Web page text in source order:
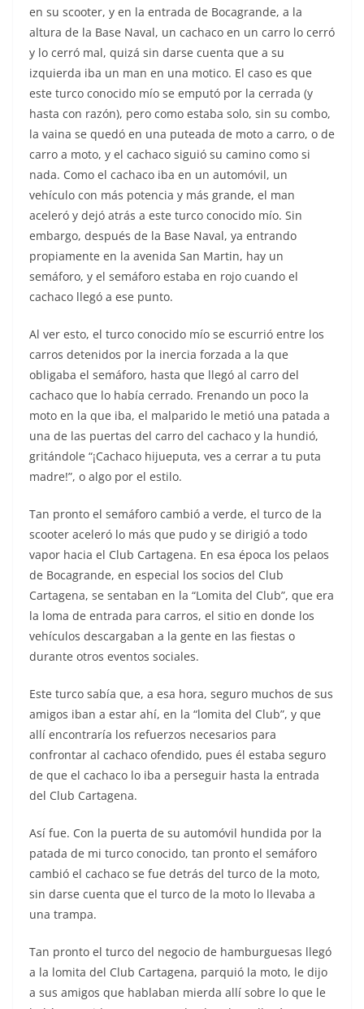
en su scooter, y en la entrada de Bocagrande, a la
altura de la Base Naval, un cachaco en un carro lo cerró
y lo cerró mal, quizá sin darse cuenta que a su
izquierda iba un man en una motico. El caso es que
este turco conocido mío se emputó por la cerrada (y
hasta con razón), pero como estaba solo, sin su combo,
la vaina se quedó en una puteada de moto a carro, o de
carro a moto, y el cachaco siguió su camino como si
nada. Como el cachaco iba en un automóvil, un
vehículo con más potencia y más grande, el man
aceleró y dejó atrás a este turco conocido mío. Sin
embargo, después de la Base Naval, ya entrando
propiamente en la avenida San Martin, hay un
semáforo, y el semáforo estaba en rojo cuando el
cachaco llegó a ese punto.
Al ver esto, el turco conocido mío se escurrió entre los
carros detenidos por la inercia forzada a la que
obligaba el semáforo, hasta que llegó al carro del
cachaco que lo había cerrado. Frenando un poco la
moto en la que iba, el malparido le metió una patada a
una de las puertas del carro del cachaco y la hundió,
gritándole “¡Cachaco hijueputa, ves a cerrar a tu puta
madre!”, o algo por el estilo.
Tan pronto el semáforo cambió a verde, el turco de la
scooter aceleró lo más que pudo y se dirigió a todo
vapor hacia el Club Cartagena. En esa época los pelaos
de Bocagrande, en especial los socios del Club
Cartagena, se sentaban en la “Lomita del Club”, que era
la loma de entrada para carros, el sitio en donde los
vehículos descargaban a la gente en las fiestas o
durante otros eventos sociales.
Este turco sabía que, a esa hora, seguro muchos de sus
amigos iban a estar ahí, en la “lomita del Club”, y que
allí encontraría los refuerzos necesarios para
confrontar al cachaco ofendido, pues él estaba seguro
de que el cachaco lo iba a perseguir hasta la entrada
del Club Cartagena.
Así fue. Con la puerta de su automóvil hundida por la
patada de mi turco conocido, tan pronto el semáforo
cambió el cachaco se fue detrás del turco de la moto,
sin darse cuenta que el turco de la moto lo llevaba a
una trampa.
Tan pronto el turco del negocio de hamburguesas llegó
a la lomita del Club Cartagena, parquió la moto, le dijo
a sus amigos que hablaban mierda allí sobre lo que le